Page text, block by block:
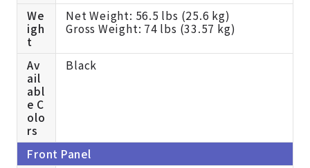
We
igh
t
Net Weight: 56.5 lbs (25.6 kg)
Gross Weight: 74 lbs (33.57 kg)
Av
ail
abl
e C
olo
rs
Black
Front Panel